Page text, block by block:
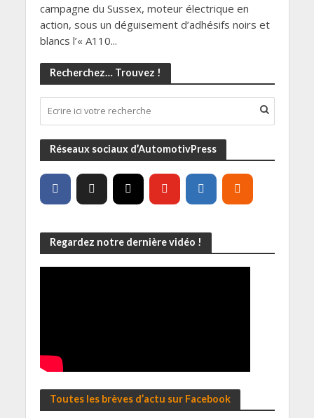
campagne du Sussex, moteur électrique en
action, sous un déguisement d’adhésifs noirs et
blancs l’« A110...
Recherchez… Trouvez !
Réseaux sociaux d’AutomotivPress
Regardez notre dernière vidéo !
Toutes les brèves d’actu sur Facebook